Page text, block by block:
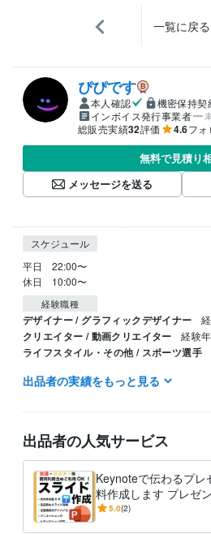
一覧に戻る
ぴぴです
本人確認
機密保持契
インボイス発行事業者
総販売実績32評価 4.6フォ
無料で見積り
メッセージを送る
スケジュール
平日　22:00〜
休日　10:00〜
経験職種
デザイナー / グラフィックデザイナー
クリエイター / 動画クリエイター 経験
ライフスタイル・その他 / スポーツ選手
得意分野
出品者の実績をもっと見る
出品者の人気サービス
Keynoteで伝わるプレ
料作成します プレゼ
ション資料をプロの
5.0(2)